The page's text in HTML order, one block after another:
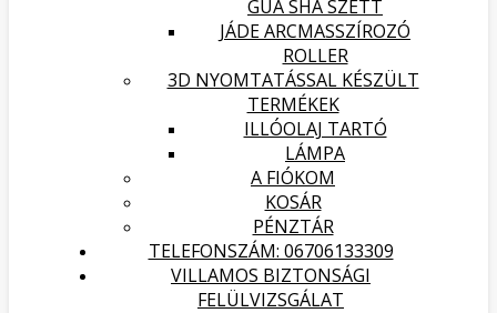
GUA SHA SZETT
JÁDE ARCMASSZÍROZÓ
ROLLER
3D NYOMTATÁSSAL KÉSZÜLT
TERMÉKEK
ILLÓOLAJ TARTÓ
LÁMPA
A FIÓKOM
KOSÁR
PÉNZTÁR
TELEFONSZÁM: 06706133309
VILLAMOS BIZTONSÁGI
FELÜLVIZSGÁLAT